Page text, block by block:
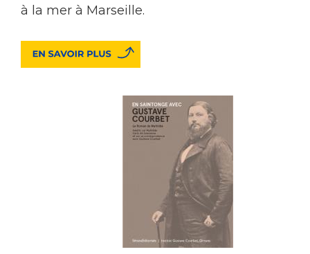
à la mer à Marseille.